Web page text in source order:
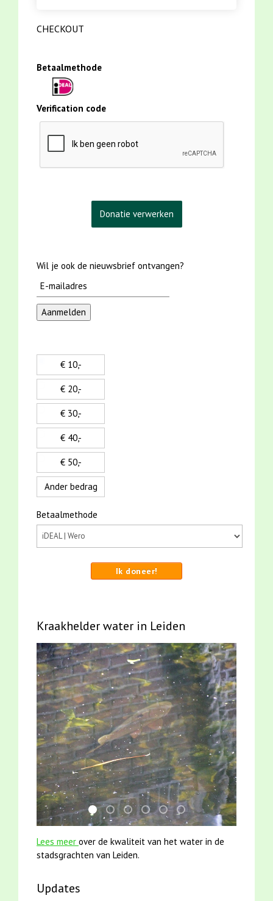
CHECKOUT
Betaalmethode
Verification code
Wil je ook de nieuwsbrief ontvangen?
€ 10,-
€ 20,-
€ 30,-
€ 40,-
€ 50,-
Ander bedrag
Betaalmethode
Ik doneer!
Kraakhelder water in Leiden
karper met kattenklimtouw
jun2021 zaklv 5 snoekje MOOI
mei2021 1 snoekje elly
mei2021 watervogelmethode
jun2021 28 brasem en
smoelenboek fifi en
Lees meer over de kwaliteit van het water in de
stadsgrachten van Leiden.
Updates